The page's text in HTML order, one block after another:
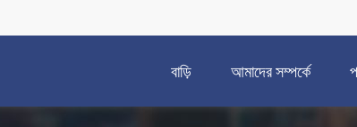
বাড়ি আমাদের সম্পর্কে